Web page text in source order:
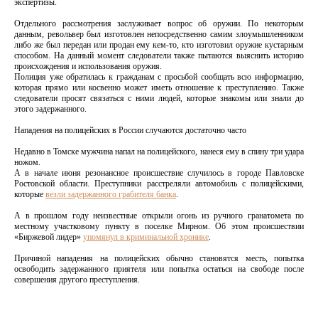
экспертизы.
Отдельного рассмотрения заслуживает вопрос об оружии. По некоторым
данным, револьвер был изготовлен непосредственно самим злоумышленником
либо же был передан или продан ему кем-то, кто изготовил оружие кустарным
способом. На данный момент следователи также пытаются выяснить историю
происхождения и использования оружия.
Полиция уже обратилась к гражданам с просьбой сообщать всю информацию,
которая прямо или косвенно может иметь отношение к преступлению. Также
следователи просят связаться с ними людей, которые знакомы или знали до
этого задержанного.
Нападения на полицейских в России случаются достаточно часто
Недавно в Томске мужчина напал на полицейского, нанеся ему в спину три удара
ножом.
А в начале июня резонансное происшествие случилось в городе Павловске
Ростовской области. Преступники расстреляли автомобиль с полицейскими,
которые везли задержанного грабителя банка.
А в прошлом году неизвестные открыли огонь из ручного гранатомета по
местному участковому пункту в поселке Мирном. Об этом происшествии
«Биржевой лидер» упомянул в криминальной хронике.
Причиной нападения на полицейских обычно становятся месть, попытка
освободить задержанного приятеля или попытка остаться на свободе после
совершения другого преступления.